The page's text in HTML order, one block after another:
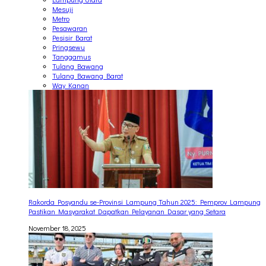
Mesuji
Metro
Pesawaran
Pesisir Barat
Pringsewu
Tanggamus
Tulang Bawang
Tulang Bawang Barat
Way Kanan
Rakorda Posyandu se-Provinsi Lampung Tahun 2025: Pemprov Lampung
Pastikan Masyarakat Dapatkan Pelayanan Dasar yang Setara
November 18, 2025